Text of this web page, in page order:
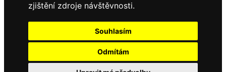
zjištění zdroje návštěvnosti.
Souhlasím
Odmítám